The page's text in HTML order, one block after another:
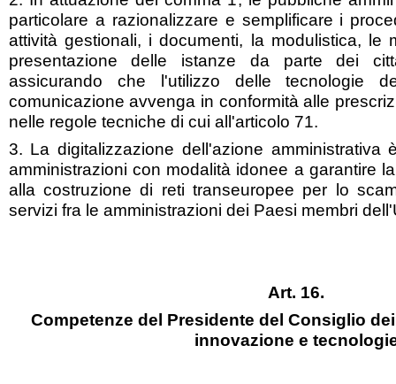
particolare a razionalizzare e semplificare i
attività gestionali, i documenti, la modulistica, le
presentazione delle istanze da parte dei
assicurando che l'utilizzo delle tecnologie
comunicazione avvenga in conformità alle
nelle regole tecniche di cui all'articolo 71.
3. La digitalizzazione dell'azione amministrativa
amministrazioni con modalità idonee a garantire
alla costruzione di reti transeuropee per lo
servizi fra le amministrazioni dei Paesi membri
Art. 16.
Competenze del Presidente del Consiglio
innovazione e